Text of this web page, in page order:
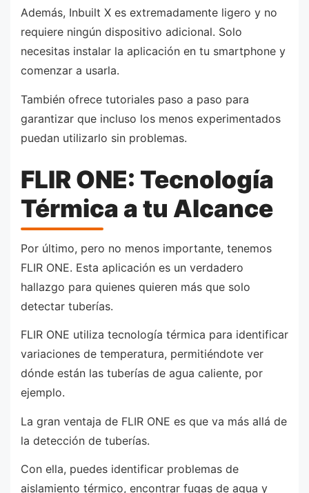
Además, Inbuilt X es extremadamente ligero y no
requiere ningún dispositivo adicional. Solo
necesitas instalar la aplicación en tu smartphone y
comenzar a usarla.
También ofrece tutoriales paso a paso para
garantizar que incluso los menos experimentados
puedan utilizarlo sin problemas.
FLIR ONE: Tecnología
Térmica a tu Alcance
Por último, pero no menos importante, tenemos
FLIR ONE. Esta aplicación es un verdadero
hallazgo para quienes quieren más que solo
detectar tuberías.
FLIR ONE utiliza tecnología térmica para identificar
variaciones de temperatura, permitiéndote ver
dónde están las tuberías de agua caliente, por
ejemplo.
La gran ventaja de FLIR ONE es que va más allá de
la detección de tuberías.
Con ella, puedes identificar problemas de
aislamiento térmico, encontrar fugas de agua y